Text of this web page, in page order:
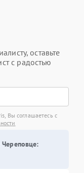
оставьте
с радостью
Вы соглашаетесь с
Череповце: